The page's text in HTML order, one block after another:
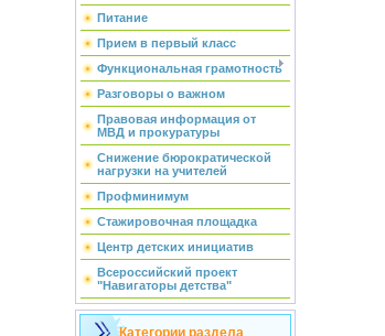
Питание
Прием в первый класс
Функциональная грамотность
Разговоры о важном
Правовая информация от
МВД и прокуратуры
Снижение бюрократической
нагрузки на учителей
Профминимум
Стажировочная площадка
Центр детских инициатив
Всероссийский проект
"Навигаторы детства"
Категории раздела